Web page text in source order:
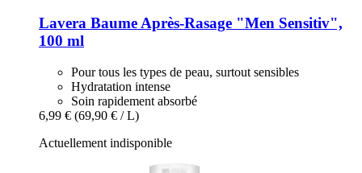
Lavera Baume Après-​Rasage "Men Sensitiv",
100 ml
Pour tous les types de peau, surtout sensibles
Hydratation intense
Soin rapidement absorbé
6,99 € (69,90 € / L)
Actuellement indisponible